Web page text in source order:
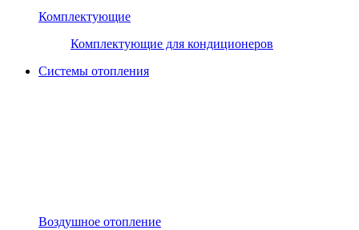
Комплектующие
Комплектующие для кондиционеров
Системы отопления
Воздушное отопление